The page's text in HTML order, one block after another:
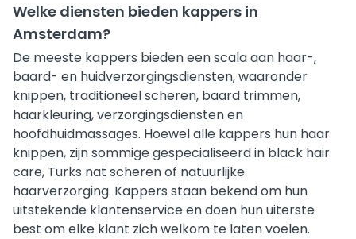
Welke diensten bieden kappers in
Amsterdam?
De meeste kappers bieden een scala aan haar-,
baard- en huidverzorgingsdiensten, waaronder
knippen, traditioneel scheren, baard trimmen,
haarkleuring, verzorgingsdiensten en
hoofdhuidmassages. Hoewel alle kappers hun haar
knippen, zijn sommige gespecialiseerd in black hair
care, Turks nat scheren of natuurlijke
haarverzorging. Kappers staan bekend om hun
uitstekende klantenservice en doen hun uiterste
best om elke klant zich welkom te laten voelen.